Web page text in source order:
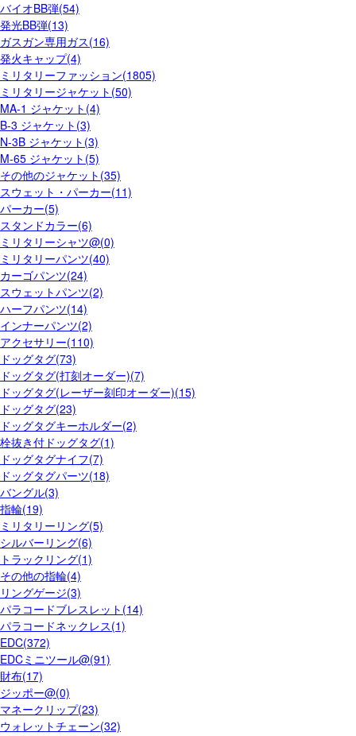
バイオBB弾(54)
発光BB弾(13)
ガスガン専用ガス(16)
発火キャップ(4)
ミリタリーファッション(1805)
ミリタリージャケット(50)
MA-1 ジャケット(4)
B-3 ジャケット(3)
N-3B ジャケット(3)
M-65 ジャケット(5)
その他のジャケット(35)
スウェット・パーカー(11)
パーカー(5)
スタンドカラー(6)
ミリタリーシャツ@(0)
ミリタリーパンツ(40)
カーゴパンツ(24)
スウェットパンツ(2)
ハーフパンツ(14)
インナーパンツ(2)
アクセサリー(110)
ドッグタグ(73)
ドッグタグ(打刻オーダー)(7)
ドッグタグ(レーザー刻印オーダー)(15)
ドッグタグ(23)
ドッグタグキーホルダー(2)
栓抜き付ドッグタグ(1)
ドッグタグナイフ(7)
ドッグタグパーツ(18)
バングル(3)
指輪(19)
ミリタリーリング(5)
シルバーリング(6)
トラックリング(1)
その他の指輪(4)
リングゲージ(3)
パラコードブレスレット(14)
パラコードネックレス(1)
EDC(372)
EDCミニツール@(91)
財布(17)
ジッポー@(0)
マネークリップ(23)
ウォレットチェーン(32)